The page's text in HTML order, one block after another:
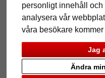
personligt innehåll
analysera vår
våra besökare kommer
Jag
Ändra
Tillbaka